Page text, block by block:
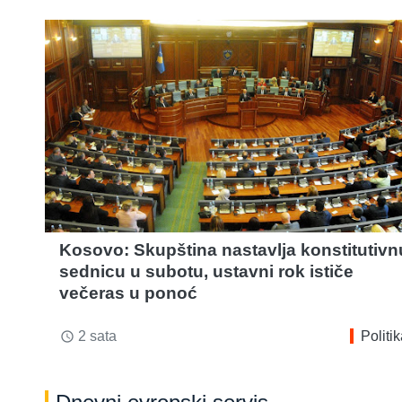
Kosovo: Skupština nastavlja
sednicu u subotu, ustavni rok ističe
večeras u ponoć
access_time 2 sata